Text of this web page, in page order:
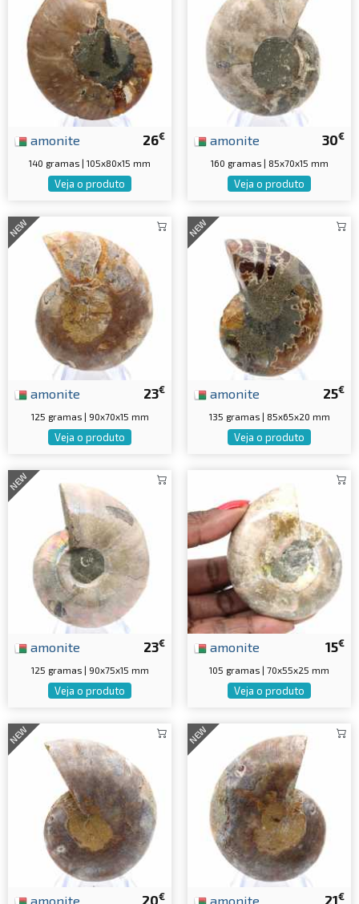
26€
amonite
140 gramas | 105x80x15 mm
Veja o produto
30€
amonite
160 gramas | 85x70x15 mm
Veja o produto
NEW
23€
amonite
125 gramas | 90x70x15 mm
Veja o produto
NEW
25€
amonite
135 gramas | 85x65x20 mm
Veja o produto
NEW
23€
amonite
125 gramas | 90x75x15 mm
Veja o produto
15€
amonite
105 gramas | 70x55x25 mm
Veja o produto
NEW
20€
amonite
NEW
21€
amonite